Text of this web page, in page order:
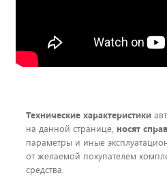
Технические характеристики
на данной странице, носят
параметры и иные
от желаемой покупателем
средства.